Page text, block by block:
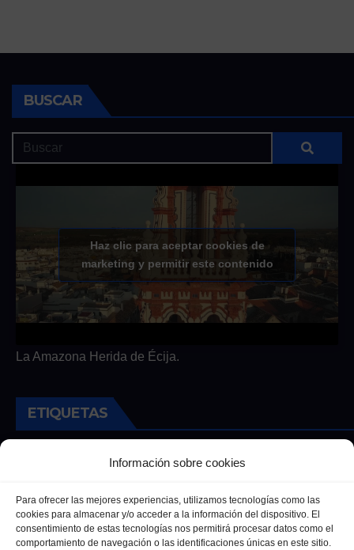
Información sobre cookies
Para ofrecer las mejores experiencias, utilizamos tecnologías como las
cookies para almacenar y/o acceder a la información del dispositivo. El
consentimiento de estas tecnologías nos permitirá procesar datos como el
comportamiento de navegación o las identificaciones únicas en este sitio.
BUSCAR
Haz clic para aceptar cookies de
marketing y permitir este contenido
La Amazona Herida de Écija.
ETIQUETAS
Andalucía Cultura Deportes